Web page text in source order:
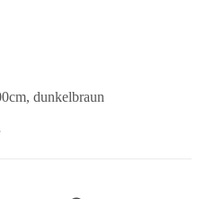
dunkelbraun